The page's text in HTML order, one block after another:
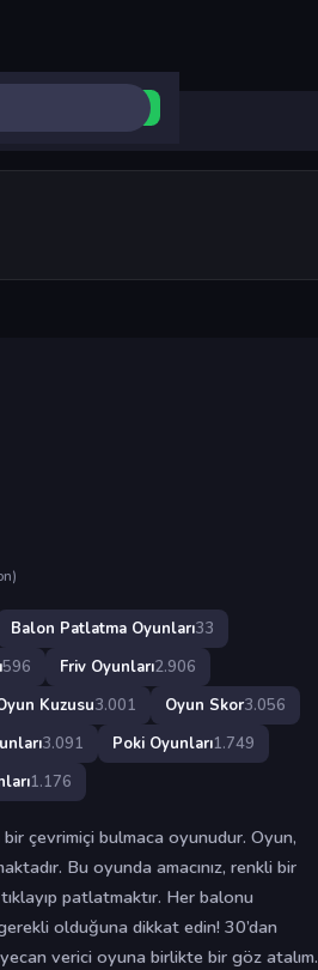
Oyunu başlat
Balon Patlatma Oyunları33
596 Friv Oyunları2.906
Kuzusu3.001 Oyun Skor3.056
3.091 Poki Oyunları1.749
1.176
çevrimiçi bulmaca oyunudur. Oyun,
Bu oyunda amacınız, renkli bir
patlatmaktır. Her balonu
olduğuna dikkat edin! 30’dan
verici oyuna birlikte bir göz atalım.